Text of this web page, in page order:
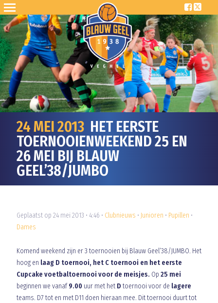
24 MEI 2013HET EERSTE
TOERNOOIENWEEKEND 25 EN
26 MEI BIJ BLAUW
GEEL’38/JUMBO
Geplaatst op 24 mei 2013 • 4:46 • Clubnieuws • Junioren • Pupillen •
Dames
Komend weekend zijn er 3 toernooien bij Blauw Geel’38/JUMBO. Het
hoog en laag D toernooi, het C toernooi en het eerste
Cupcake voetbaltoernooi voor de meisjes. Op 25 mei
beginnen we vanaf9.00 uur met het D toernooi voor de lagere
teams. D7 tot en met D11 doen hieraan mee. Dit toernooi duurt tot